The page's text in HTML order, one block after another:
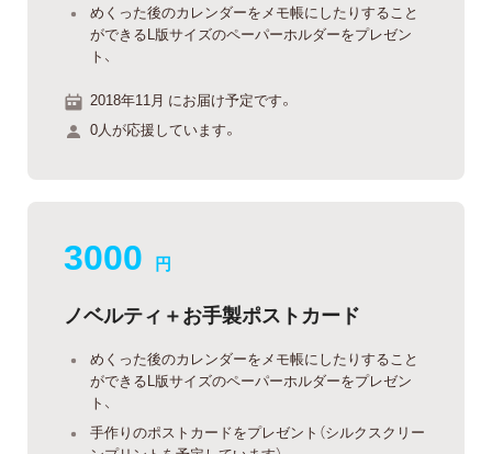
めくった後のカレンダーをメモ帳にしたりすること
ができるL版サイズのペーパーホルダーをプレゼン
ト、
2018年11月 にお届け予定です。
0人が応援しています。
3000 円
ノベルティ＋お手製ポストカード
めくった後のカレンダーをメモ帳にしたりすること
ができるL版サイズのペーパーホルダーをプレゼン
ト、
手作りのポストカードをプレゼント（シルクスクリー